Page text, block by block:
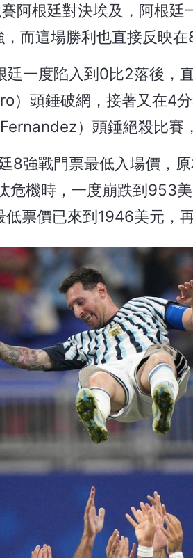
阿根廷對決埃及，阿根
而這場勝利也直接反映在
廷一度陷入到0比2落後，
）頭錘破網，接著又在4
）頭錘絕殺比賽
8強戰門票最低入場價，
危機時，一度崩跌到953
票價已來到1946美元，